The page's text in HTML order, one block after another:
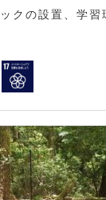
クの設置、学習